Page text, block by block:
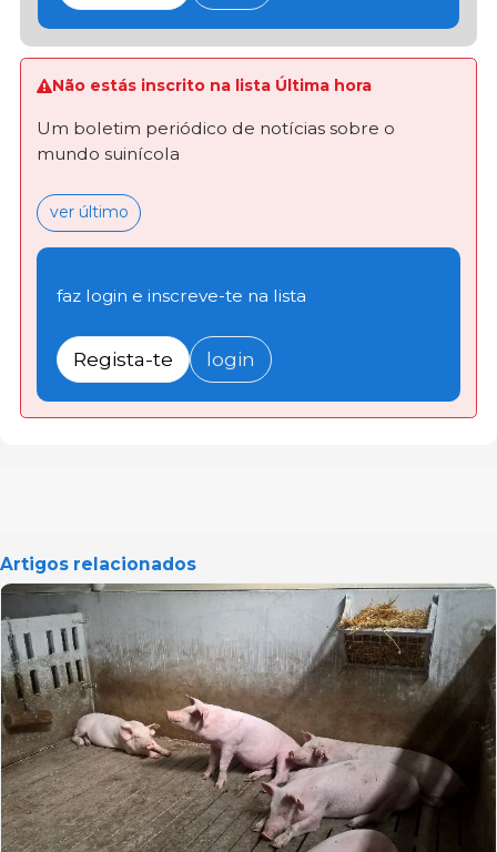
Não estás inscrito na lista Última hora
Um boletim periódico de notícias sobre o
mundo suinícola
ver último
faz login e inscreve-te na lista
Regista-te login
Artigos relacionados